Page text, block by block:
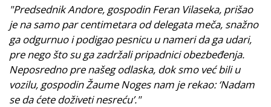
"Predsednik Andore, gospodin Feran Vilaseka, prišao
je na samo par centimetara od delegata meča, snažno
ga odgurnuo i podigao pesnicu u nameri da ga udari,
pre nego što su ga zadržali pripadnici obezbeđenja.
Neposredno pre našeg odlaska, dok smo već bili u
vozilu, gospodin Žaume Noges nam je rekao: ‘Nadam
se da ćete doživeti nesreću’."